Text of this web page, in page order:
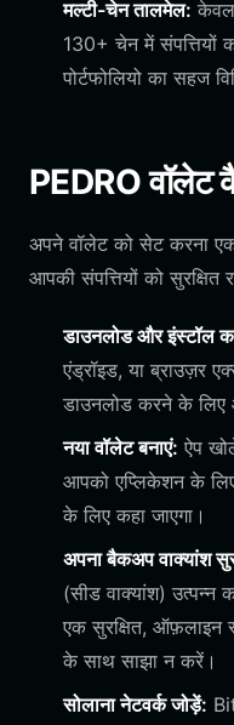
मल्टी-चेन तालमेल: केवल
130+ चेन में
पोर्टफोलियो का सहज
PEDRO वॉलेट
अपने वॉलेट को सेट करना
आपकी संपत्तियों को
डाउनलोड और इंस्टॉल
एंड्रॉइड, या ब्राउज़र
डाउनलोड करने के लिए
नया वॉलेट बनाएं: ऐप
आपको एप्लिकेशन के
के लिए कहा जाएगा।
अपना बैकअप वाक्यांश
(सीड वाक्यांश)
एक सुरक्षित, ऑफ़लाइन
के साथ साझा न करें।
सोलाना नेटवर्क जोड़ें: